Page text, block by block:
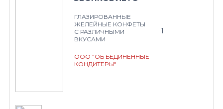
ГЛАЗИРОВАННЫЕ
ЖЕЛЕЙНЫЕ КОНФЕТЫ
С РАЗЛИЧНЫМИ
ВКУСАМИ
ООО "ОБЪЕДИНЕННЫЕ
КОНДИТЕРЫ"
1